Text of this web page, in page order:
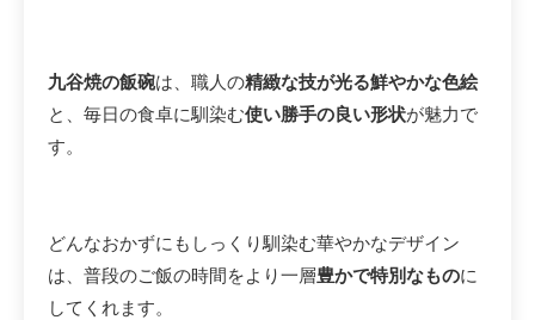
九谷焼の飯碗は、職人の精緻な技が光る鮮やかな色絵
と、毎日の食卓に馴染む使い勝手の良い形状が魅力で
す。
どんなおかずにもしっくり馴染む華やかなデザイン
は、普段のご飯の時間をより一層豊かで特別なものに
してくれます。